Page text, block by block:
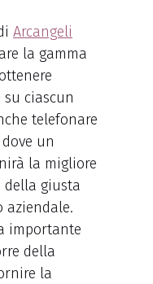
Arcangeli
la gamma
ciascun
telefonare
dove un
la migliore
della giusta
aziendale.
importante
della
la